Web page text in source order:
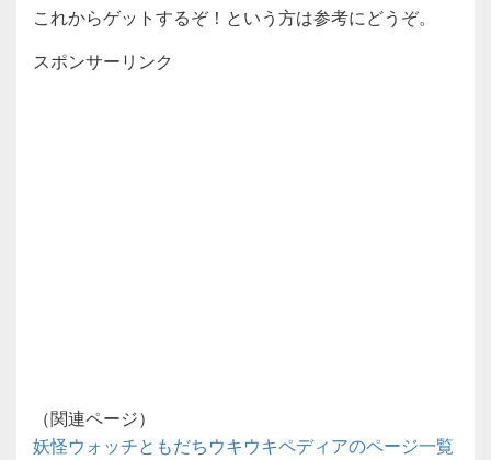
これからゲットするぞ！という方は参考にどうぞ。
スポンサーリンク
（関連ページ）
妖怪ウォッチともだちウキウキペディアのページ一覧